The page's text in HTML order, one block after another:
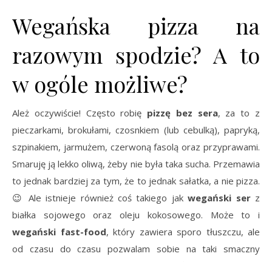
Wegańska pizza na
razowym spodzie? A to
w ogóle możliwe?
Ależ oczywiście! Często robię pizzę bez sera, za to z
pieczarkami, brokułami, czosnkiem (lub cebulką), papryką,
szpinakiem, jarmużem, czerwoną fasolą oraz przyprawami.
Smaruję ją lekko oliwą, żeby nie była taka sucha. Przemawia
to jednak bardziej za tym, że to jednak sałatka, a nie pizza.
😉 Ale istnieje również coś takiego jakwegański serz
białka sojowego oraz oleju kokosowego. Może to i
wegański fast-food, który zawiera sporo tłuszczu, ale
od czasu do czasu pozwalam sobie na taki smaczny